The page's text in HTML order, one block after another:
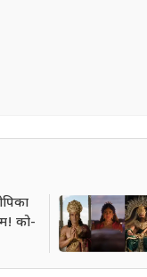
को-